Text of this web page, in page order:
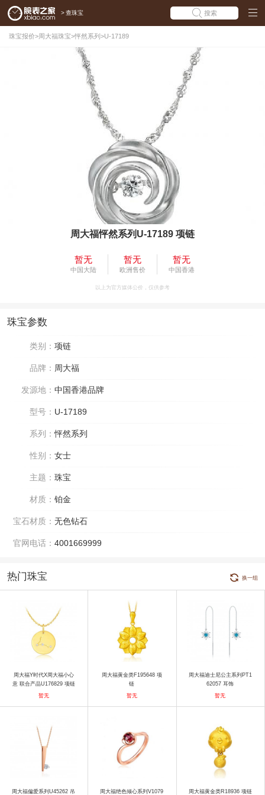
> 查珠宝 搜索
珠宝报价> 周大福珠宝>怦然系列 >U-17189
周大福怦然系列U-17189 项链
暂无
中国大陆
暂无
欧洲售价
暂无
中国香港
以上为官方媒体公价，仅供参考
珠宝参数
类别： 项链
品牌： 周大福
发源地： 中国香港品牌
型号： U-17189
系列：怦然系列
性别： 女士
主题： 珠宝
材质： 铂金
宝石材质： 无色钻石
官网电话： 4001669999
热门珠宝 换一组
周大福Y时代X周大福小心
意 联合产品U176829 项链
暂无
周大福黄金类F195648 项
链
暂无
周大福迪士尼公主系列PT1
62057 耳饰
暂无
周大福偏爱系列U45262 吊 周大福绝色倾心系列V1079 周大福黄金类R18936 项链